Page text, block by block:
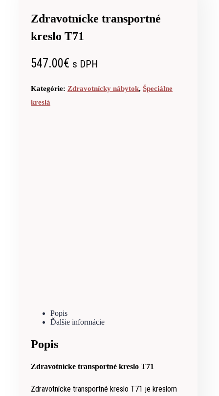
Zdravotnícke transportné
kreslo T71
547.00€ s DPH
Kategórie: Zdravotnícky nábytok, Špeciálne
kreslá
Popis
Ďalšie informácie
Popis
Zdravotnícke transportné kreslo T71
Zdravotnícke transportné kreslo T71 je kreslom